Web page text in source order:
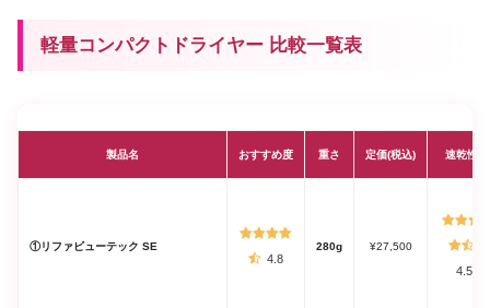
軽量コンパクトドライヤー 比較一覧表
製品名 おすすめ度 重さ 定価(税込) 速乾性
①リファビューテック SE
4.8
280g ¥27,500
4.5